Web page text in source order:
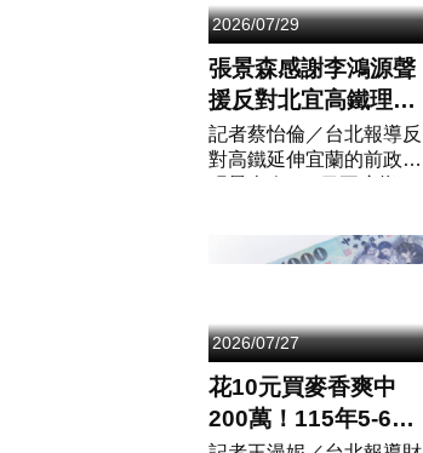
2026/07/29
張景森感謝李鴻源聲
援反對北宜高鐵理
念 大家一起阻擋失
控的國家政策
記者蔡怡倫／台北報導反
對高鐵延伸宜蘭的前政委
李鴻源教授昨天公開聲
援，反對北宜高鐵，由衷
2026/07/27
花10元買麥香爽中
200萬！115年5-6月